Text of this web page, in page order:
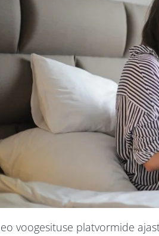
voogesituse platvormide